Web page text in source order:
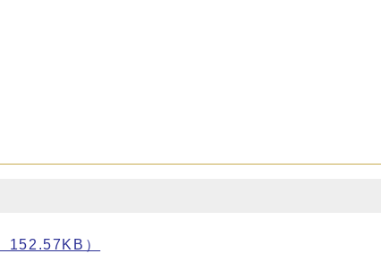
152.57KB）